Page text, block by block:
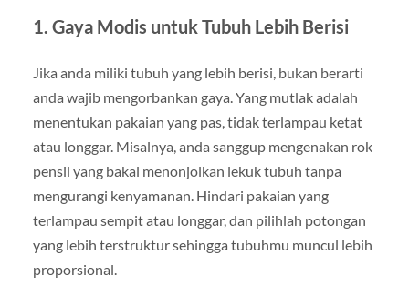
1. Gaya Modis untuk Tubuh Lebih Berisi
Jika anda miliki tubuh yang lebih berisi, bukan berarti
anda wajib mengorbankan gaya. Yang mutlak adalah
menentukan pakaian yang pas, tidak terlampau ketat
atau longgar. Misalnya, anda sanggup mengenakan rok
pensil yang bakal menonjolkan lekuk tubuh tanpa
mengurangi kenyamanan. Hindari pakaian yang
terlampau sempit atau longgar, dan pilihlah potongan
yang lebih terstruktur sehingga tubuhmu muncul lebih
proporsional.